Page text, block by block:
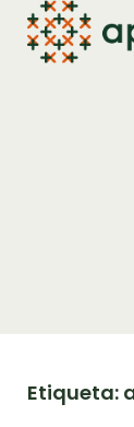
Etiqueta: